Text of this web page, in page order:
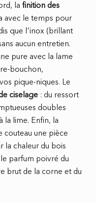
lafinition des
avec le temps pour
que l'inox (brillant
aucun entretien.
pure avec la lame
bouchon,
pique-niques. Le
ciselage : du ressort
doubles
la lime. Enfin, la
couteau une pièce
la chaleur du bois
parfum poivré du
brut de la corne et du